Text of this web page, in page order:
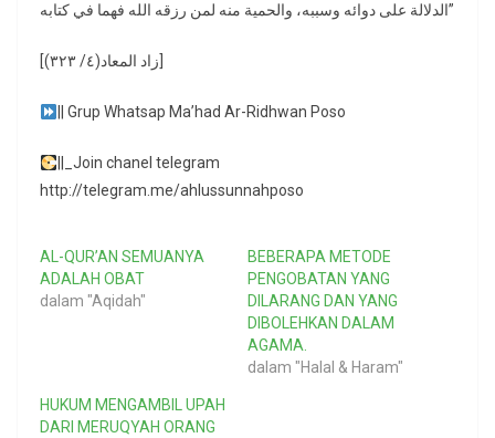
الدلالة على دوائه وسببه، والحمية منه لمن رزقه الله فهما في كتابه”
|| Grup Whatsap Ma’had Ar-Ridhwan Poso
||_Join chanel telegram
http://telegram.me/ahlussunnahposo
AL-QUR’AN SEMUANYA
ADALAH OBAT
dalam "Aqidah"
BEBERAPA METODE
PENGOBATAN YANG
DILARANG DAN YANG
DIBOLEHKAN DALAM
AGAMA.
dalam "Halal & Haram"
HUKUM MENGAMBIL UPAH
DARI MERUQYAH ORANG